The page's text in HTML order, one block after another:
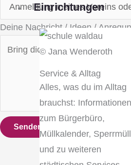
Einrichtungen
© Jana Wenderoth
Service & Alltag
Alles, was du im Alltag
brauchst: Informationen
zum Bürgerbüro,
Müllkalender, Sperrmüll
und zu weiteren
Deine Nachricht / Ideen /
Senden